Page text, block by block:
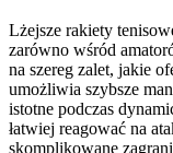
Lżejsze rakiety
zarówno wśród
na szereg zalet, jakie
umożliwia szybsze
istotne podczas
łatwiej reagować na
skomplikowane